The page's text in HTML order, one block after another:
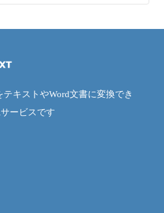
テキストやWord文書に変換でき
ービスです